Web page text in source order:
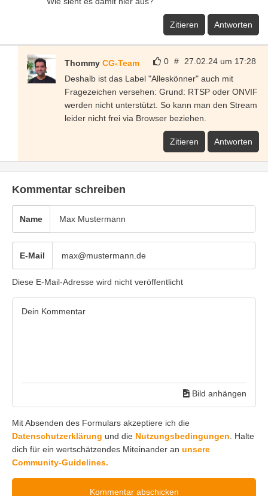
Zitieren Antworten
0 # 27.02.24 um 17:28
Thommy CG-Team
Deshalb ist das Label "Alleskönner" auch mit
Fragezeichen versehen: Grund: RTSP oder ONVIF
werden nicht unterstützt. So kann man den Stream
leider nicht frei via Browser beziehen.
Zitieren Antworten
Kommentar schreiben
Name
E-Mail
Diese E-Mail-Adresse wird nicht veröffentlicht
Bild anhängen
Mit Absenden des Formulars akzeptiere ich die
Datenschutzerklärung und die Nutzungsbedingungen . Halte
dich für ein wertschätzendes Miteinander an unsere
Community-Guidelines.